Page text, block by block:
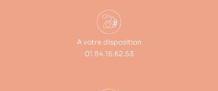
A votre disposition
01.84.16.62.53